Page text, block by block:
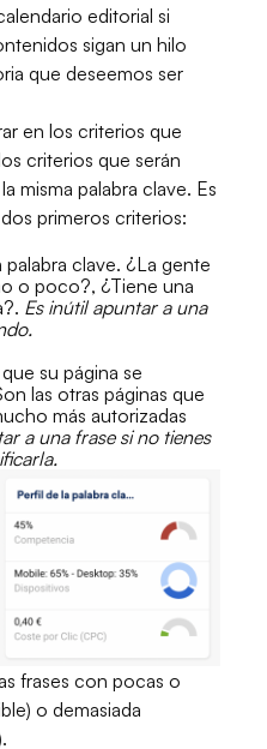
editorial si
sigan un hilo
que deseemos ser
en los criterios que
criterios que serán
misma palabra clave. Es
primeros criterios:
palabra clave. ¿La gente
o poco?, ¿Tiene una
Es inútil apuntar a una
su página se
las otras páginas que
más autorizadas
a una frase si no tienes
frases con pocas o
o demasiada